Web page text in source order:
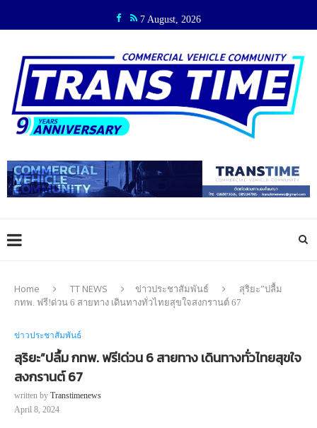
7 August, 2026
Home TT NEWS ข่าวประชาสัมพันธ์
สุริยะ”ปลื้ม
กทพ. ฟรี!ด่วน 6 สายทาง เดินทางทั่วไทยสุขใจสงกรานต์ 67
ข่าวประชาสัมพันธ์
สุริยะ”ปลื้ม กทพ. ฟรี!ด่วน 6 สายทาง เดินทางทั่วไทยสุขใจ
สงกรานต์ 67
written by Transtimenews
April 8, 2024